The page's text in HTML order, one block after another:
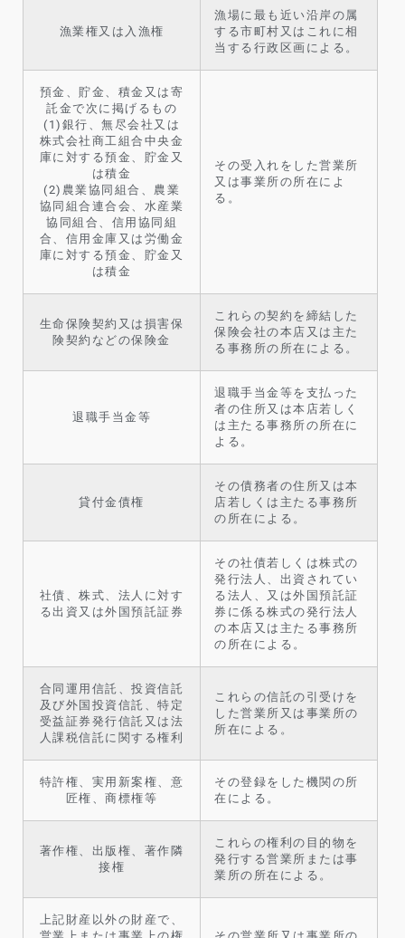
漁業権又は入漁権
漁場に最も近い沿岸の属
する市町村又はこれに相
当する行政区画による。
預金、貯金、積金又は寄
託金で次に掲げるもの
(1)銀行、無尽会社又は
株式会社商工組合中央金
庫に対する預金、貯金又
は積金
(2)農業協同組合、農業
協同組合連合会、水産業
協同組合、信用協同組
合、信用金庫又は労働金
庫に対する預金、貯金又
は積金
その受入れをした営業所
又は事業所の所在によ
る。
生命保険契約又は損害保
険契約などの保険金
これらの契約を締結した
保険会社の本店又は主た
る事務所の所在による。
退職手当金等
退職手当金等を支払った
者の住所又は本店若しく
は主たる事務所の所在に
よる。
貸付金債権
その債務者の住所又は本
店若しくは主たる事務所
の所在による。
社債、株式、法人に対す
る出資又は外国預託証券
その社債若しくは株式の
発行法人、出資されてい
る法人、又は外国預託証
券に係る株式の発行法人
の本店又は主たる事務所
の所在による。
合同運用信託、投資信託
及び外国投資信託、特定
受益証券発行信託又は法
人課税信託に関する権利
これらの信託の引受けを
した営業所又は事業所の
所在による。
特許権、実用新案権、意
匠権、商標権等
その登録をした機関の所
在による。
著作権、出版権、著作隣
接権
これらの権利の目的物を
発行する営業所または事
業所の所在による。
上記財産以外の財産で、